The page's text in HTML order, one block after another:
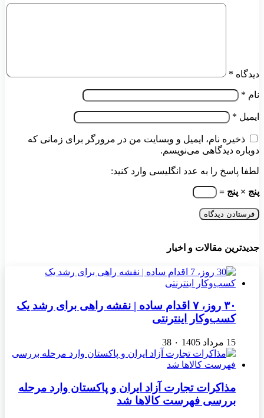
دیدگاه *
نام *
ایمیل *
ذخیره نام، ایمیل و وبسایت من در مرورگر برای زمانی که
دوباره دیدگاهی می‌نویسم.
لطفا پاسخ را به عدد انگلیسی وارد کنید:
پنج × پنج =
جدیدترین مقالات و اخبار
۳۰ روز، ۷ اقدام ساده | نقشه راهی برای رشد یک
کسب‌وکار اینترنتی
15 مرداد 1405 ۰ 38
مذاکرات تجارت آزاد ایران و پاکستان وارد مرحله
بررسی فهرست کالاها شد